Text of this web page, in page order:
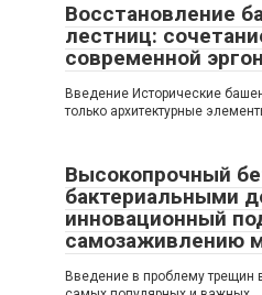
Восстановление
лестниц:
современной
Введение Исторические
только архитектурные
Высокопрочный
бактериальными
инновационный
самозаживлению
Введение в проблему трещин